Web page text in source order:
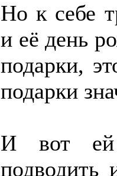
Но к себе
и её день
подарки,
подарки
И вот ей
подводить